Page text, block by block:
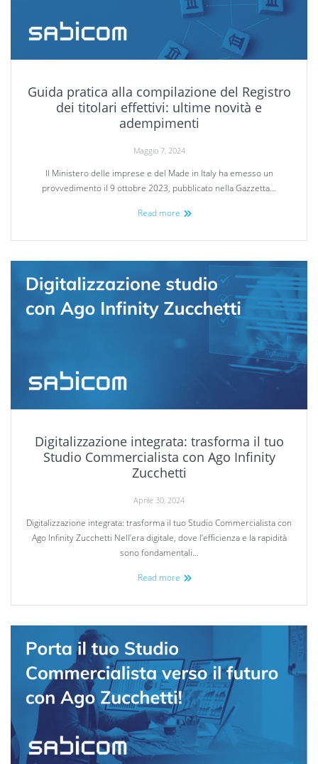
Guida pratica alla compilazione del Registro
dei titolari effettivi: ultime novità e
adempimenti
Maggio 7, 2024
Il Ministero delle imprese e del Made in Italy ha emesso un
provvedimento il 9 ottobre 2023, pubblicato nella Gazzetta…
Read more
Digitalizzazione integrata: trasforma il tuo
Studio Commercialista con Ago Infinity
Zucchetti
Aprile 30, 2024
Digitalizzazione integrata: trasforma il tuo Studio Commercialista con
Ago Infinity Zucchetti Nell’era digitale, dove l’efficienza e la rapidità
sono fondamentali…
Read more